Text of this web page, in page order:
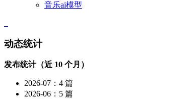
音乐ai模型
动态统计
发布统计（近 10 个月）
2026-07：4 篇
2026-06：5 篇